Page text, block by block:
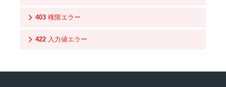
403 権限エラー
422 入力値エラー